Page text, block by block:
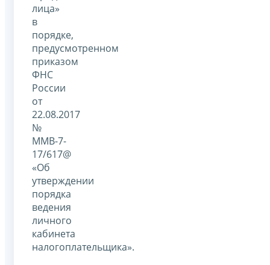
лица»
в
порядке,
предусмотренном
приказом
ФНС
России
от
22.08.2017
№
ММВ-7-
17/617@
«Об
утверждении
порядка
ведения
личного
кабинета
налогоплательщика».